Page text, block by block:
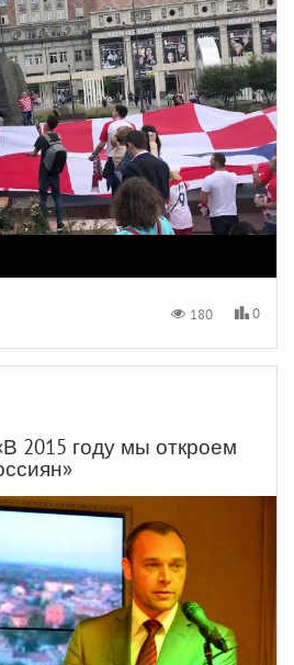
180 0
2015 году мы откроем